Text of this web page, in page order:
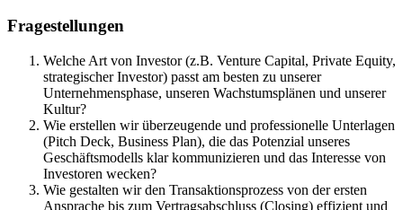
Fragestellungen
Welche Art von Investor (z.B. Venture Capital, Private Equity,
strategischer Investor) passt am besten zu unserer
Unternehmensphase, unseren Wachstumsplänen und unserer
Kultur?
Wie erstellen wir überzeugende und professionelle Unterlagen
(Pitch Deck, Business Plan), die das Potenzial unseres
Geschäftsmodells klar kommunizieren und das Interesse von
Investoren wecken?
Wie gestalten wir den Transaktionsprozess von der ersten
Ansprache bis zum Vertragsabschluss (Closing) effizient und